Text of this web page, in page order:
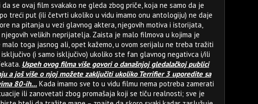
se ovaj film svakako ne gleda zbog priče, koja ne samo da je
treći put (ili četvrti ukoliko u vidu imamo onu antologiju) ne daje
na pitanja u vezi glavnog aktera, njegovih motiva i istorijata,
velikih neprijatelja. Zaista je malo filmova u kojima je
toga jasnog ali, opet kažemo, u ovom serijalu ne treba tražiti
(i samo isključivo) ukoliko ste fan glavnog negativca i/ili
Uspeh ovog filma više govori o današnjoj gledalačkoj publici
a još više o njoj možete zaključiti ukoliko Terrifier 3 uporedite sa
80-ih... Kada imamo sve to u vidu filmu nema potreba zamerati
ili zanovetati zbog promašaja koji se tiču realnosti; sve je